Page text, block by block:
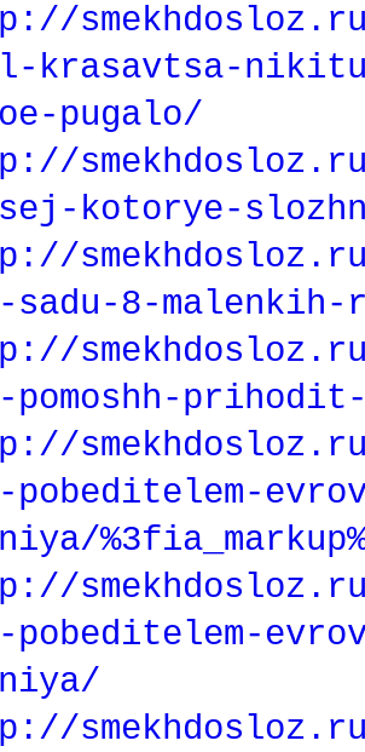
krasavtsa-
pugalo/
kotorye-
8-malenkih-
pomoshh-
pobeditelem-
pobeditelem-